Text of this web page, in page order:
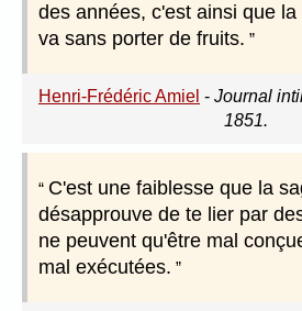
des années, c'est ainsi que
va sans porter de fruits.
Henri-Frédéric Amiel - Journal
1851.
C'est une faiblesse que la
désapprouve de te lier par
ne peuvent qu'être mal
mal exécutées.